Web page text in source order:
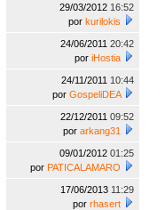
29/03/2012 16:52
por kurilokis
24/06/2011 20:42
por iHostia
24/11/2011 10:44
por GospeliDEA
22/12/2011 09:52
por arkang31
09/01/2012 01:25
por PATICALAMARO
17/06/2013 11:29
por rhasert